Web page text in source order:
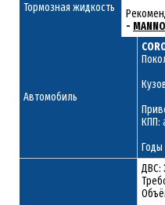
Тормозная жидкость
-
Автомобиль
КПП:
Годы
ДВС: